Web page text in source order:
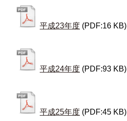
平成23年度 (PDF:16 KB)
平成24年度 (PDF:93 KB)
平成25年度 (PDF:45 KB)